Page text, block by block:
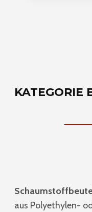
KATEGORIE
aus Polyethylen-